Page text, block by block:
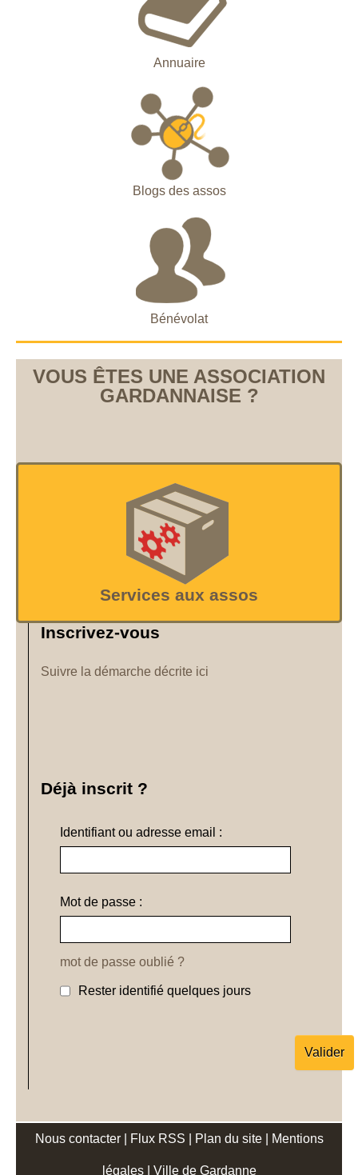
Annuaire
Blogs des assos
Bénévolat
VOUS ÊTES UNE ASSOCIATION
GARDANNAISE ?
Services aux assos
Inscrivez-vous
Suivre la démarche décrite ici
Déjà inscrit ?
Identifiant ou adresse email :
Mot de passe :
mot de passe oublié ?
Rester identifié quelques jours
Nous contacter Flux RSS Plan du site Mentions
légales Ville de Gardanne